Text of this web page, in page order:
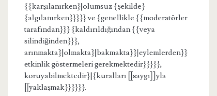
{{karşılanırken}|olumsuz {şekilde}
{algılanırken}}}}} ve {genellikle {{moderatörler
tarafından}}} {kaldırıldığından {{veya
silindiğinden}}},
arınmakta}|olmakta}|bakmakta}}|eylemlerden}}
etkinlik göstermeleri gerekmektedir}}}}},
koruyabilmektedir}|{kuralları [[saygı]]yla
[[yaklaşmak}}}}}}.